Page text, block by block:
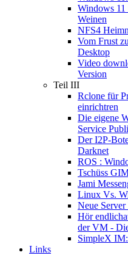
Windows 11
Weinen
NFS4
Vom Frust
Desktop
Video
Version
Teil III
Rclone für
einrichtren
Die eigene
Service
Der I2P-
Darknet
ROS :
Tschüss
Jami
Linux Vs.
Neue
Hör
der VM -
SimpleX
Links